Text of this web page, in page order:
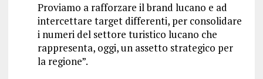
Proviamo a rafforzare il brand lucano e ad
intercettare target differenti, per consolidare
i numeri del settore turistico lucano che
rappresenta, oggi, un assetto strategico per
la regione”.